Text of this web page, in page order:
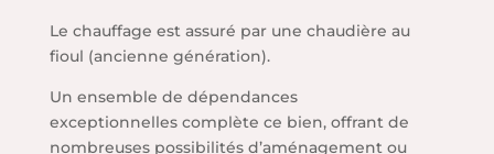
Le chauffage est assuré par une chaudière au
fioul (ancienne génération).
Un ensemble de dépendances
exceptionnelles complète ce bien, offrant de
nombreuses possibilités d’aménagement ou